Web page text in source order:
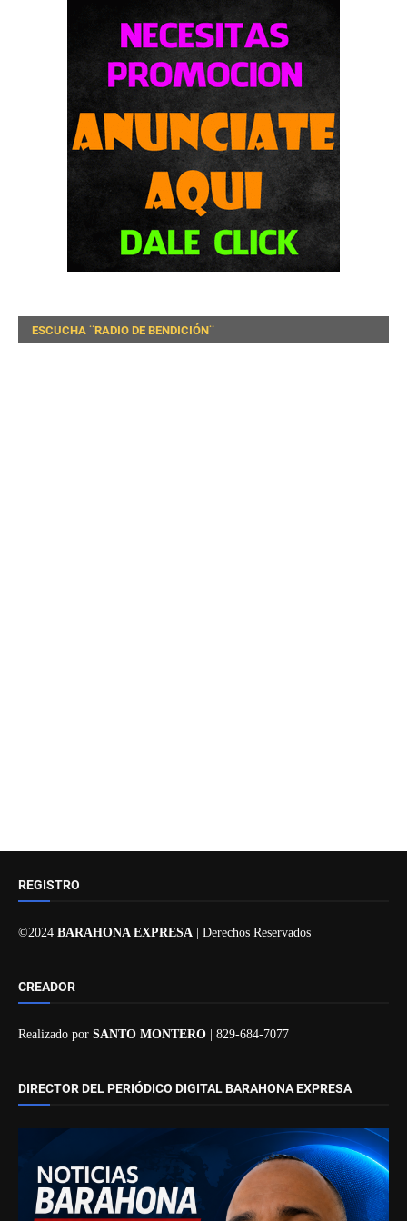
ESCUCHA ¨RADIO DE BENDICIÓN¨
REGISTRO
©2024 BARAHONA EXPRESA | Derechos Reservados
CREADOR
Realizado por SANTO MONTERO | 829-684-7077
DIRECTOR DEL PERIÓDICO DIGITAL BARAHONA EXPRESA